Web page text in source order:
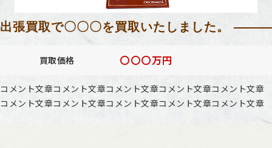
出張買取で〇〇〇を買取いたしました。
買取価格 〇〇〇万円
コメント文章コメント文章コメント文章コメント文章コメント文章
コメント文章コメント文章コメント文章コメント文章コメント文章